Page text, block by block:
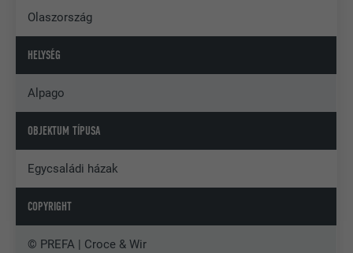
Olaszország
HELYSÉG
Alpago
OBJEKTUM TÍPUSA
Egycsaládi házak
COPYRIGHT
© PREFA | Croce & Wir